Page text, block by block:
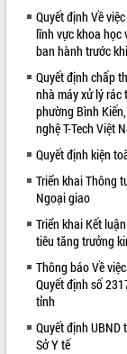
Hội nghị UBND tỉnh
tháng 7/2026
Lễ truy tặng danh hiệu
Nam Anh hùng” và
Lao động
UBND tỉnh Đắk Lắk triển
vụ 6 tháng cuối năm 2026
Kỳ họp thứ Hai, Hội
tỉnh khóa XI quyết nghị
quan trọng
Bí thư Tỉnh ủy Lương
Triết thăm, tặng quà
cách mạng
Rà soát, hoàn thiện hệ
văn hóa, thể thao đáp
phát triển mới
Thường trực HĐND tỉnh
ALBUM ẢNH
LIÊN KẾT WEB
Quyết định Về
lĩnh vực khoa học
ban hành trước
Quyết định chấp
nhà máy xử lý rác
phường Bình
nghệ T-Tech Việt
Quyết định kiện
Triển khai Thông
Ngoại giao
Triển khai Kết
tiêu tăng trưởng
Thông báo Về
Quyết định số
tỉnh
Quyết định UBND
Sở Y tế